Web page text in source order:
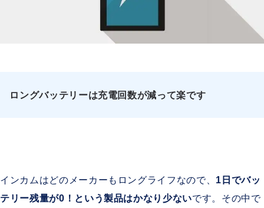
ロングバッテリーは充電回数が減って楽です
インカムはどのメーカーもロングライフなので、 1日でバッ
テリー残量が0！という製品はかなり少ないです。その中で